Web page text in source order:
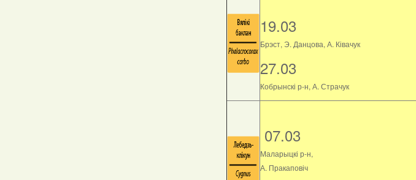
19.03
Брэст, Э. Данцова, А. Ківачук
27.03
Кобрынскі р-н, А. Страчук
07.03
Маларыцкі р-н,
А. Пракаповіч